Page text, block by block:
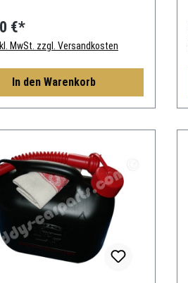
€*
MwSt. zzgl. Versandkosten
In den Warenkorb